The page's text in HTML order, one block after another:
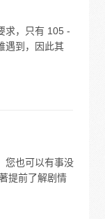
求，只有 105 -
遇到，因此其
您也可以有事没
提前了解剧情